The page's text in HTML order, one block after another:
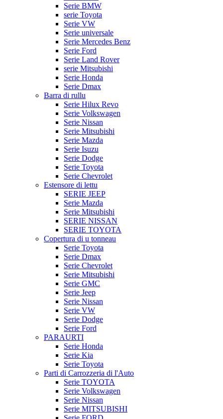
Serie BMW
serie Toyota
Serie VW
Serie universale
Serie Mercedes Benz
Serie Ford
Serie Land Rover
serie Mitsubishi
Serie Honda
Serie Dmax
Barra di rullu
Serie Hilux Revo
Serie Volkswagen
Serie Nissan
Serie Mitsubishi
Serie Mazda
Serie Isuzu
Serie Dodge
Serie Toyota
Serie Chevrolet
Estensore di lettu
SERIE JEEP
Serie Mazda
Serie Mitsubishi
SERIE NISSAN
SERIE TOYOTA
Copertura di u tonneau
Serie Toyota
Serie Dmax
Serie Chevrolet
Serie Mitsubishi
Serie GMC
Serie Jeep
Serie Nissan
Serie VW
Serie Dodge
Serie Ford
PARAURTI
Serie Honda
Serie Kia
Serie Toyota
Parti di Carrozzeria di l'Auto
Serie TOYOTA
Serie Volkswagen
Serie Nissan
Serie MITSUBISHI